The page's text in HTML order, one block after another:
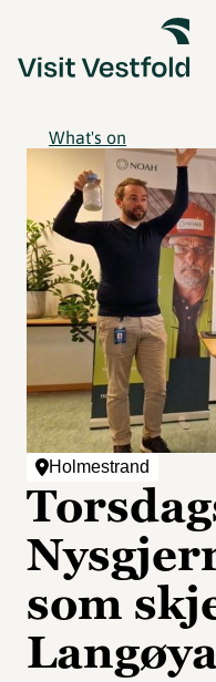
What's on
Holmestrand
som